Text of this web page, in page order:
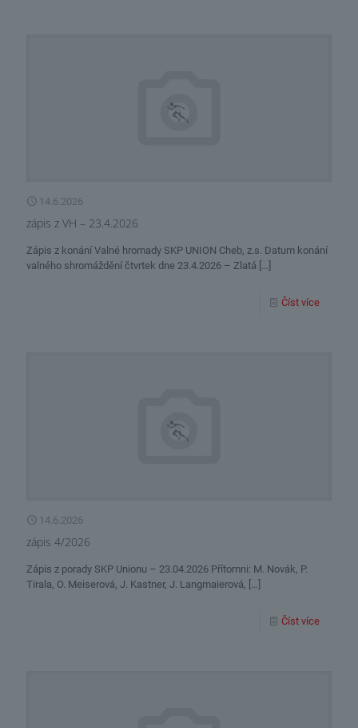
14.6.2026
zápis z VH – 23.4.2026
Zápis z konání Valné hromady SKP UNION Cheb, z.s. Datum konání
valného shromáždění čtvrtek dne 23.4.2026 – Zlatá […]
Číst více
14.6.2026
zápis 4/2026
Zápis z porady SKP Unionu – 23.04.2026 Přítomni: M. Novák, P.
Tirala, O. Meiserová, J. Kastner, J. Langmaierová,
Číst více